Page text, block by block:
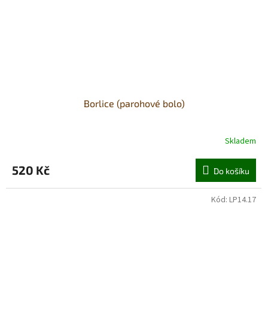
Borlice (parohové bolo)
Skladem
520 Kč Do košíku
Kód: LP14.17